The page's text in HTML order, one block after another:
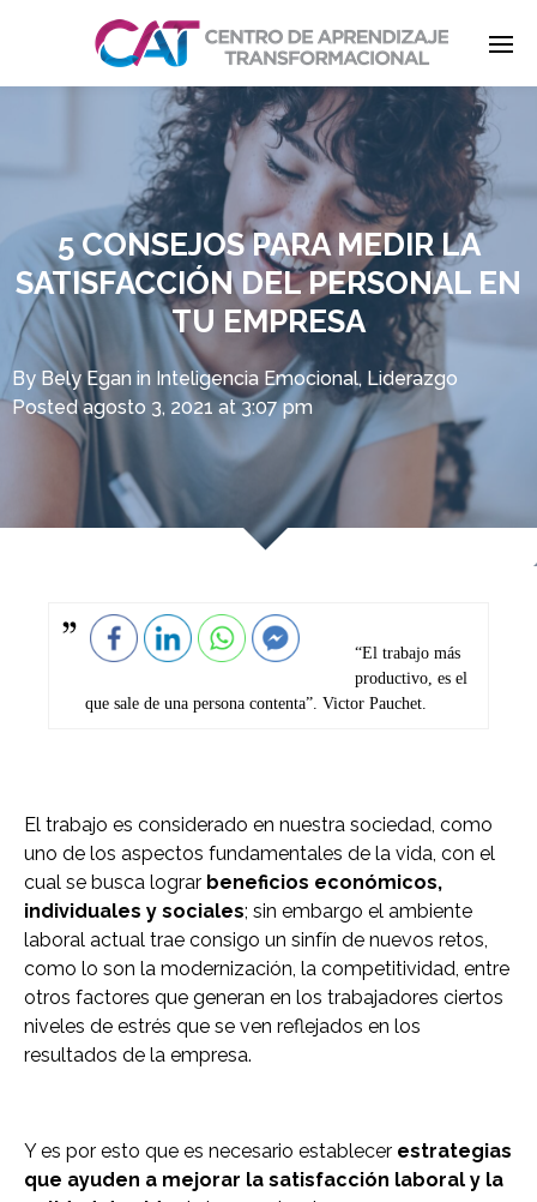
Enter tracking ID
5 CONSEJOS PARA MEDIR LA
SATISFACCIÓN DEL PERSONAL EN
TU EMPRESA
By Bely Egan in Inteligencia Emocional, Liderazgo
Posted agosto 3, 2021 at 3:07 pm
“El trabajo más
productivo, es el
que sale de una persona contenta”. Victor Pauchet.
El trabajo es considerado en nuestra sociedad, como
uno de los aspectos fundamentales de la vida, con el
cual se busca lograr beneficios económicos,
individuales y sociales; sin embargo el ambiente
laboral actual trae consigo un sinfín de nuevos retos,
como lo son la modernización, la competitividad, entre
otros factores que generan en los trabajadores ciertos
niveles de estrés que se ven reflejados en los
resultados de la empresa.
Y es por esto que es necesario establecer estrategias
que ayuden a mejorar la satisfacción laboral y la